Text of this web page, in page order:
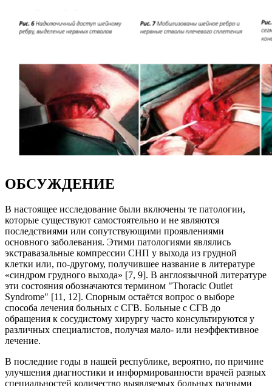
ОБСУЖДЕНИЕ
В настоящее исследование были включены те патологии,
которые существуют самостоятельно и не являются
последствиями или сопутствующими проявлениями
основного заболевания. Этими патологиями являлись
экстравазальные компрессии СНП у выхода из грудной
клетки или, по-другому, получившее название в литературе
«синдром грудного выхода» [7, 9]. В англоязычной литературе
эти состояния обозначаются термином "Thoracic Outlet
Syndrome" [11, 12]. Спорным остаётся вопрос о выборе
способа лечения больных с СГВ. Больные с СГВ до
обращения к сосудистому хирургу часто консультируются у
различных специалистов, получая мало- или неэффективное
лечение.
В последние годы в нашей республике, вероятно, по причине
улучшения диагностики и информированности врачей разных
специальностей количество выявляемых больных разными